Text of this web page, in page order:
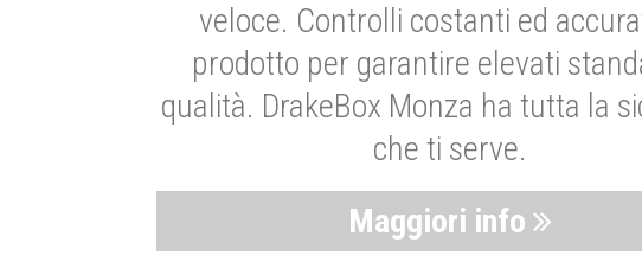
veloce. Controlli costanti ed
prodotto per garantire elevati
qualità. DrakeBox Monza ha tutta la
che ti serve.
Maggiori info